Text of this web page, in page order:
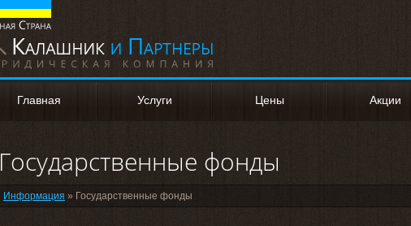
Главная Услуги Цены Акции
Russian
Государственные фонды
Информация » Государственные фонды